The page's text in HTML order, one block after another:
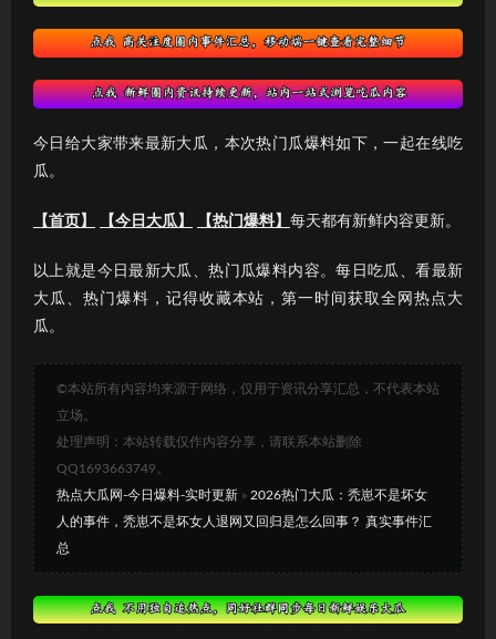
今日给大家带来最新大瓜，本次热门瓜爆料如下，一起在线吃
瓜。
【首页】 【今日大瓜】 【热门爆料】 每天都有新鲜内容更新。
以上就是今日最新大瓜、热门瓜爆料内容。每日吃瓜、看最新
大瓜、热门爆料，记得收藏本站，第一时间获取全网热点大
瓜。
©本站所有内容均来源于网络，仅用于资讯分享汇总，不代表本站
立场。
处理声明：本站转载仅作内容分享，请联系本站删除
QQ1693663749。
热点大瓜网-今日爆料-实时更新 » 2026热门大瓜：秃崽不是坏女
人的事件，秃崽不是坏女人退网又回归是怎么回事？ 真实事件汇
总